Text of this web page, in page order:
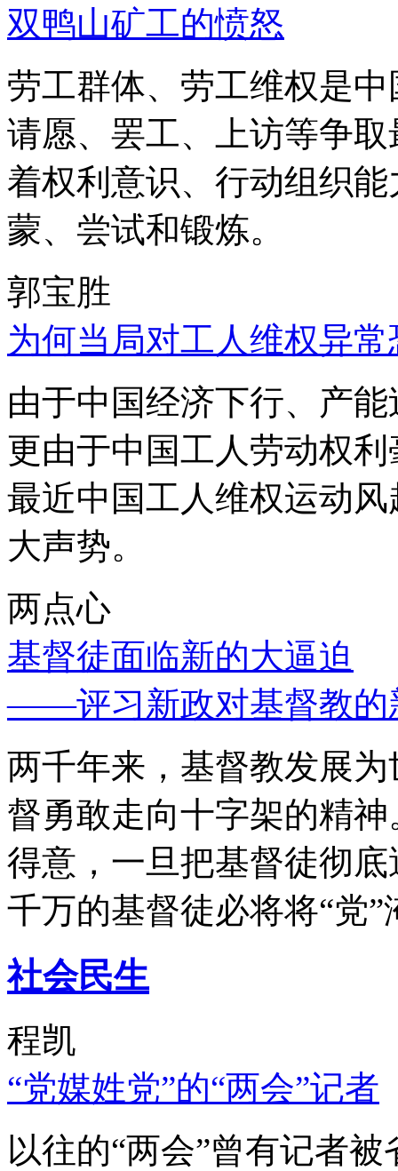
双鸭山矿工的愤怒
劳工群体、劳工维权是
请愿、罢工、上访等争
着权利意识、行动组织
蒙、尝试和锻炼。
郭宝胜
为何当局对工人维权异
由于中国经济下行、产
更由于中国工人劳动权
最近中国工人维权运动
大声势。
两点心
基督徒面临新的大逼迫
——评习新政对基督教的
两千年来，基督教发展
督勇敢走向十字架的精
得意，一旦把基督徒彻
千万的基督徒必将将“党”
社会民生
程凯
“党媒姓党”的“两会”记者
以往的“两会”曾有记者